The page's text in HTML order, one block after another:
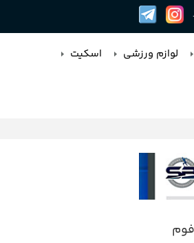
لوازم ورزشی اسکیت